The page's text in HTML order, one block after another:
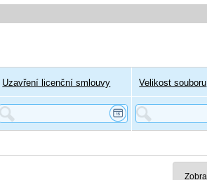
Uzavření licenční smlouvy Velikost souboru